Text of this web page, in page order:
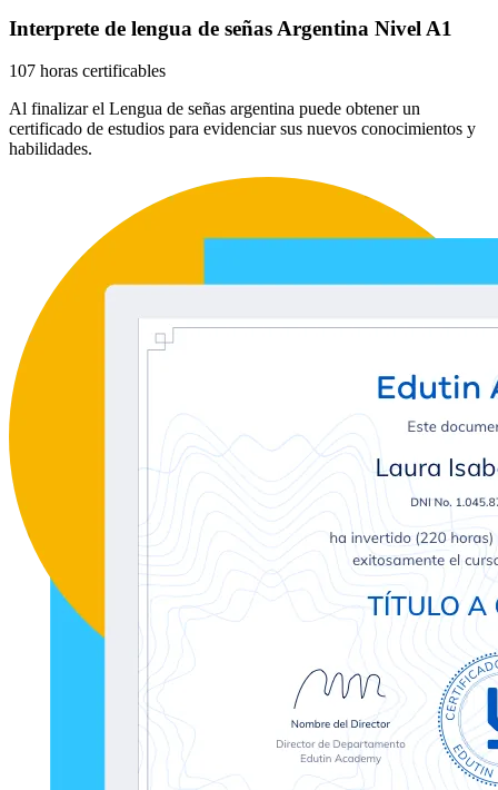
Interprete de lengua de señas Argentina Nivel A1
107 horas certificables
Al finalizar el Lengua de señas argentina puede obtener un
certificado de estudios para evidenciar sus nuevos conocimientos y
habilidades.